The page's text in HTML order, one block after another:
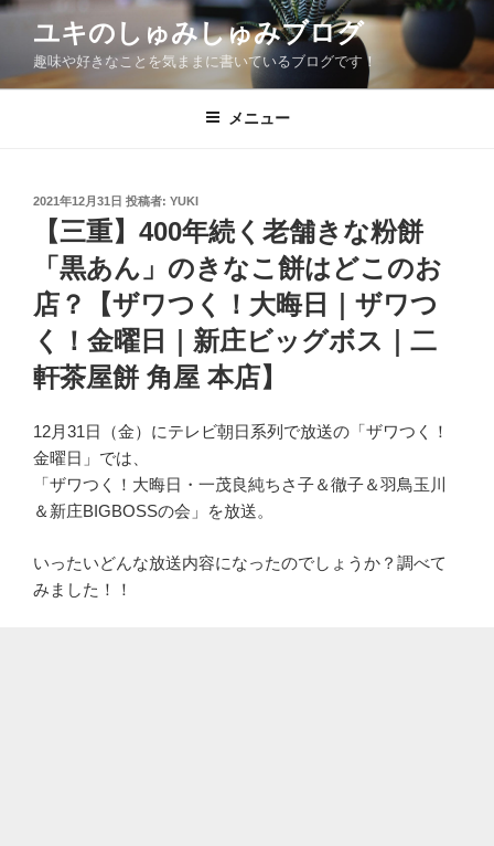
コ
ン
ユキのしゅみしゅみブログ
趣味や好きなことを気ままに書いているブログです！
メニュー
投
2021年12月31日 投稿者: YUKI
【三重】400年続く老舗きな粉餅
「黒あん」のきなこ餅はどこのお
店？【ザワつく！大晦日｜ザワつ
く！金曜日｜新庄ビッグボス｜二
軒茶屋餅 角屋 本店】
12月31日（金）にテレビ朝日系列で放送の「ザワつく！
金曜日」では、
「ザワつく！大晦日・一茂良純ちさ子＆徹子＆羽鳥玉川
＆新庄BIGBOSSの会」を放送。
いったいどんな放送内容になったのでしょうか？調べて
みました！！